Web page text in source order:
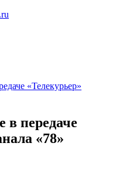
«Телекурьер»
в передаче
«78»